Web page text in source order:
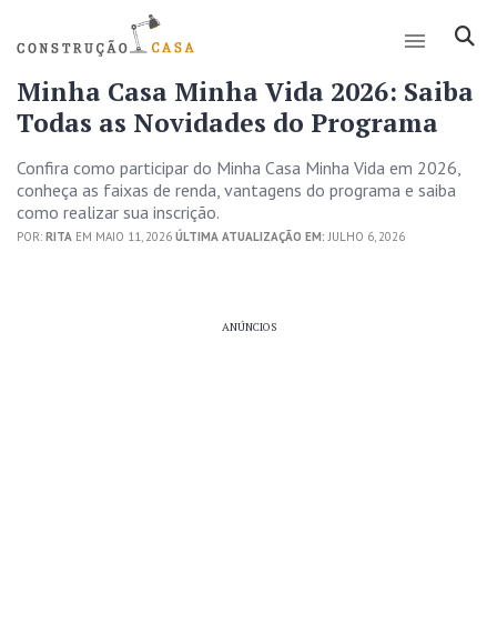
Minha Casa Minha Vida 2026: Saiba
Todas as Novidades do Programa
Confira como participar do Minha Casa Minha Vida em 2026,
conheça as faixas de renda, vantagens do programa e saiba
como realizar sua inscrição.
POR: RITA EM MAIO 11, 2026 ÚLTIMA ATUALIZAÇÃO EM: JULHO 6, 2026
ANÚNCIOS